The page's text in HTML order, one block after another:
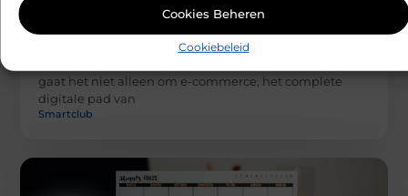
Cookies Beheren
Cookiebeleid
Waarom jij vandaag nog een freelance
online marketeer inschakelt
gaat het niet alleen om e-commerce, het complete
digitale pad van
Smartclub